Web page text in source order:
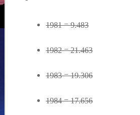
1981= 9.483
1982 = 21.463
1983 = 19.306
1984 = 17.656